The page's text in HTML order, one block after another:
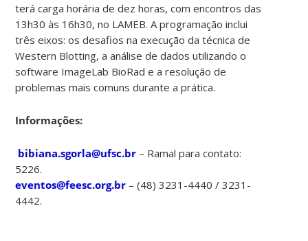
terá carga horária de dez horas, com encontros das
13h30 às 16h30, no LAMEB. A programação inclui
três eixos: os desafios na execução da técnica de
Western Blotting, a análise de dados utilizando o
software ImageLab BioRad e a resolução de
problemas mais comuns durante a prática.
Informações:
bibiana.sgorla@ufsc.br – Ramal para contato:
5226.
eventos@feesc.org.br – (48) 3231-4440 / 3231-
4442.